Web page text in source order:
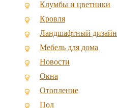
Клумбы и цветники
Кровля
Ландшафтный дизайн
Мебель для дома
Новости
Окна
Отопление
Пол